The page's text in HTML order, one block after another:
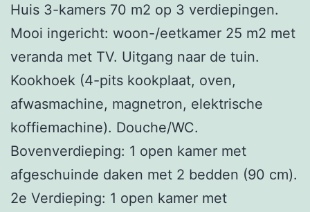
Huis 3-kamers 70 m2 op 3 verdiepingen.
Mooi ingericht: woon-/eetkamer 25 m2 met
veranda met TV. Uitgang naar de tuin.
Kookhoek (4-pits kookplaat, oven,
afwasmachine, magnetron, elektrische
koffiemachine). Douche/WC.
Bovenverdieping: 1 open kamer met
afgeschuinde daken met 2 bedden (90 cm).
2e Verdieping: 1 open kamer met